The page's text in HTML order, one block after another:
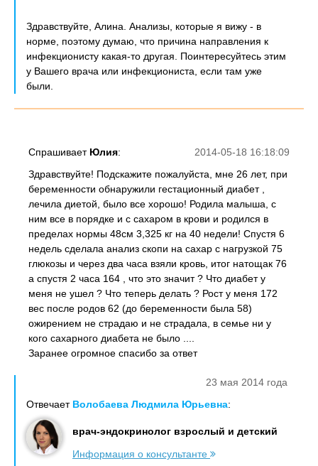
Здравствуйте, Алина. Анализы, которые я вижу - в
норме, поэтому думаю, что причина направления к
инфекционисту какая-то другая. Поинтересуйтесь этим
у Вашего врача или инфекциониста, если там уже
были.
2014-05-18 16:18:09
Спрашивает Юлия:
Здравствуйте! Подскажите пожалуйста, мне 26 лет, при
беременности обнаружили гестационный диабет ,
лечила диетой, было все хорошо! Родила малыша, с
ним все в порядке и с сахаром в крови и родился в
пределах нормы 48см 3,325 кг на 40 недели! Спустя 6
недель сделала анализ скопи на сахар с нагрузкой 75
глюкозы и через два часа взяли кровь, итог натощак 76
а спустя 2 часа 164 , что это значит ? Что диабет у
меня не ушел ? Что теперь делать ? Рост у меня 172
вес после родов 62 (до беременности была 58)
ожирением не страдаю и не страдала, в семье ни у
кого сахарного диабета не было ....
Заранее огромное спасибо за ответ
23 мая 2014 года
Отвечает Волобаева Людмила Юрьевна:
врач-эндокринолог взрослый и детский
Информация о консультанте